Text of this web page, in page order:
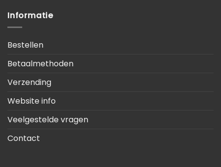
Informatie
Bestellen
Betaalmethoden
Verzending
Website info
Veelgestelde vragen
Contact